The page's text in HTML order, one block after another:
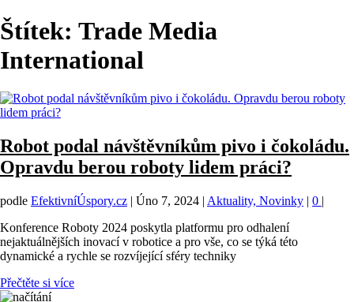
Štítek: Trade Media
International
Robot podal návštěvníkům pivo i čokoládu.
Opravdu berou roboty lidem práci?
podle EfektivníÚspory.cz | Úno 7, 2024 | Aktuality, Novinky | 0 |
Konference Roboty 2024 poskytla platformu pro odhalení
nejaktuálnějších inovací v robotice a pro vše, co se týká této
dynamické a rychle se rozvíjející sféry techniky
Přečtěte si více